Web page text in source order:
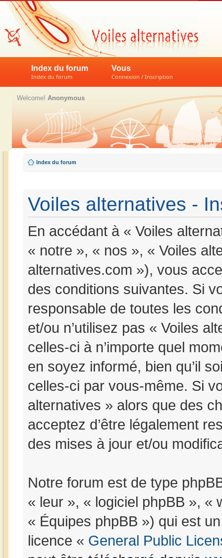
Index du forum
Index du forum
Vous
Connexion / Inscription
Welcome! Anonymous
Index du forum
Voiles alternatives -
En accédant à « Voiles
« notre », « nos », « Voiles
alternatives.com »), vous
des conditions suivantes. Si
responsable de toutes les
et/ou n’utilisez pas « Voiles
celles-ci à n’importe quel
en soyez informé, bien qu’il
celles-ci par vous-même. Si
alternatives » alors que des
acceptez d’être légalement
des mises à jour et/ou
Notre forum est de type
« leur », « logiciel phpBB », «
« Équipes phpBB ») qui est
licence « General Public